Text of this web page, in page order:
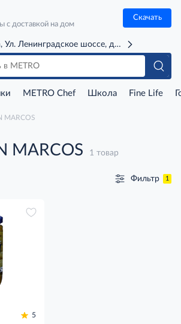
с доставкой на дом
Скачать
Ул. Ленинградское шоссе, д. 71Г (м. Речной
METRO Chef Школа Fine Life
MARCOS
MARCOS 1 товар
Фильтр 1
5